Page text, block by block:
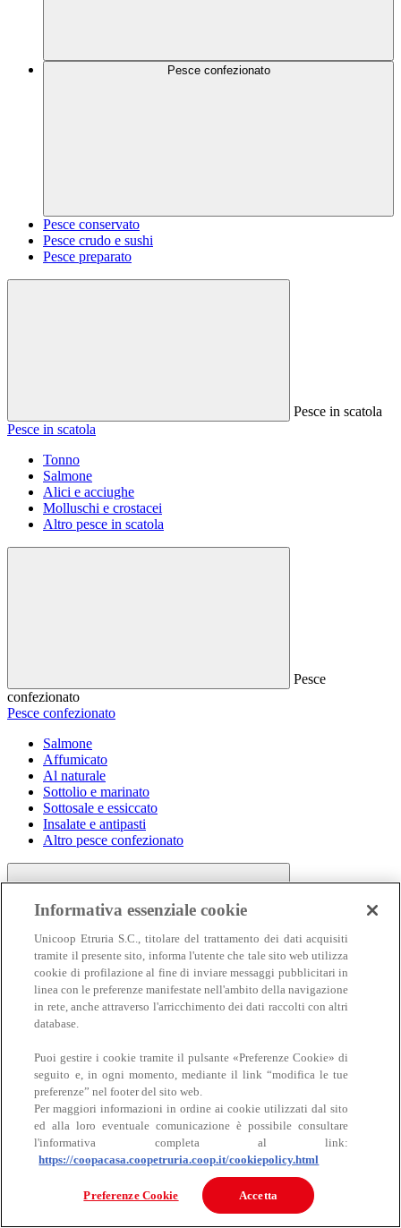
Pesce confezionato
Pesce conservato
Pesce crudo e sushi
Pesce preparato
Pesce in scatola
Pesce in scatola
Tonno
Salmone
Alici e acciughe
Molluschi e crostacei
Altro pesce in scatola
Pesce
confezionato
Pesce confezionato
Salmone
Affumicato
Al naturale
Sottolio e marinato
Sottosale e essiccato
Insalate e antipasti
Altro pesce confezionato
Carne
Carne
Bovino
Informativa essenziale cookie
Unicoop Etruria S.C., titolare del trattamento dei dati acquisiti
tramite il presente sito, informa l'utente che tale sito web utilizza
cookie di profilazione al fine di inviare messaggi pubblicitari in
linea con le preferenze manifestate nell'ambito della navigazione
in rete, anche attraverso l'arricchimento dei dati raccolti con altri
database.
Puoi gestire i cookie tramite il pulsante «Preferenze Cookie» di
seguito e, in ogni momento, mediante il link “modifica le tue
preferenze” nel footer del sito web.
Per maggiori informazioni in ordine ai cookie utilizzati dal sito
ed alla loro eventuale comunicazione è possibile consultare
l'informativa completa al link:
https://coopacasa.coopetruria.coop.it/cookiepolicy.html
Preferenze Cookie Accetta